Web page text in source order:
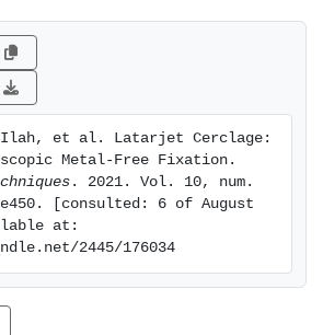
Ilah, et al. Latarjet Cerclage:
. 2021. Vol. 10, num.
[consulted: 6 of August
at:
2445/176034